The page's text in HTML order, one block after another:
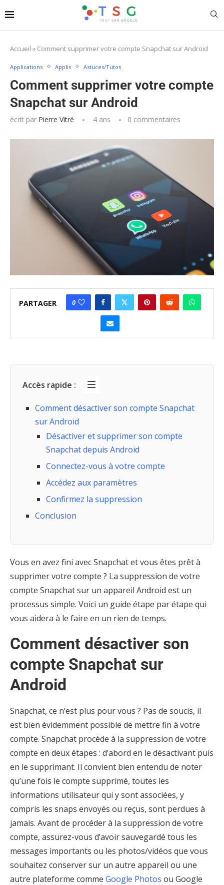
Accueil » Comment supprimer votre compte Snapchat sur Android
Applications Applis Astuces/Tutos
Comment supprimer votre compte
Snapchat sur Android
écrit par Pierre Vitré 4 ans 0 commentaires
PARTAGER 0
Accès rapide :
Comment désactiver son compte Snapchat
sur Android
Désactiver et supprimer son compte
Snapchat depuis Android
Connectez-vous à votre compte
Accédez aux paramètres
Confirmez la suppression
Conclusion
Vous en avez fini avec Snapchat et vous êtes prêt à
supprimer votre compte ? La suppression de votre
compte Snapchat sur un appareil Android est un
processus simple. Voici un guide étape par étape qui
vous aidera à le faire en un rien de temps.
Comment désactiver son
compte Snapchat sur
Android
Snapchat, ce n’est plus pour vous ? Pas de soucis, il
est bien évidemment possible de mettre fin à votre
compte. Snapchat procède à la suppression de votre
compte en deux étapes : d’abord en le désactivant puis
en le supprimant. Il convient bien entendu de noter
qu’une fois le compte supprimé, toutes les
informations utilisateur qui y sont associées, y
compris les snaps envoyés ou reçus, sont perdues à
jamais. Avant de procéder à la suppression de votre
compte, assurez-vous d’avoir sauvegardé tous les
messages importants ou les photos/vidéos que vous
souhaitez conserver sur un autre appareil ou une
autre plateforme comme Google Photos ou Google